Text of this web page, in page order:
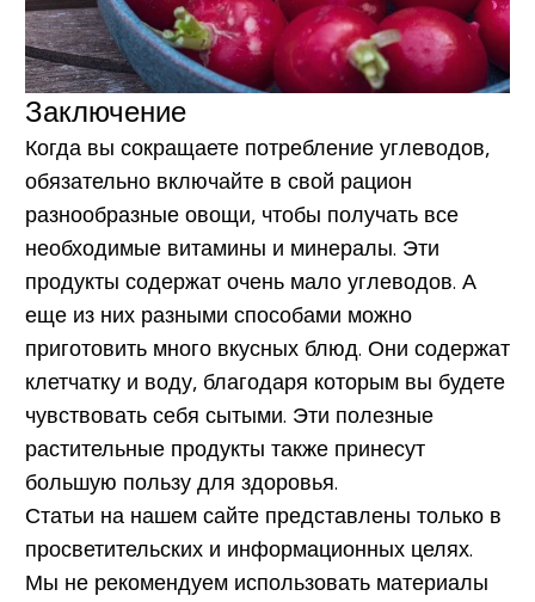
Заключение
Когда вы сокращаете потребление углеводов,
обязательно включайте в свой рацион
разнообразные овощи, чтобы получать все
необходимые витамины и минералы. Эти
продукты содержат очень мало углеводов. А
еще из них разными способами можно
приготовить много вкусных блюд. Они содержат
клетчатку и воду, благодаря которым вы будете
чувствовать себя сытыми. Эти полезные
растительные продукты также принесут
большую пользу для здоровья.
Статьи на нашем сайте представлены только в
просветительских и информационных целях.
Мы не рекомендуем использовать материалы